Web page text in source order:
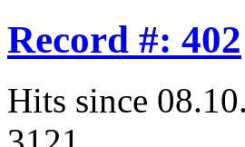
Record #: 402
Hits since